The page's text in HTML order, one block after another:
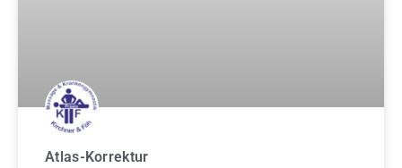
Atlas-Korrektur